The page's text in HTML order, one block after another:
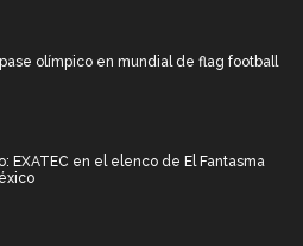
olímpico en mundial de flag football
EXATEC en el elenco de El Fantasma